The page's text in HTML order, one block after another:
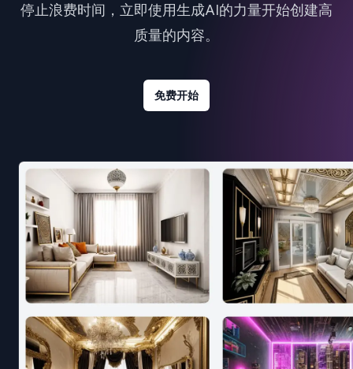
停止浪费时间，立即使用生成AI的力量开始创建高
质量的内容。
免费开始